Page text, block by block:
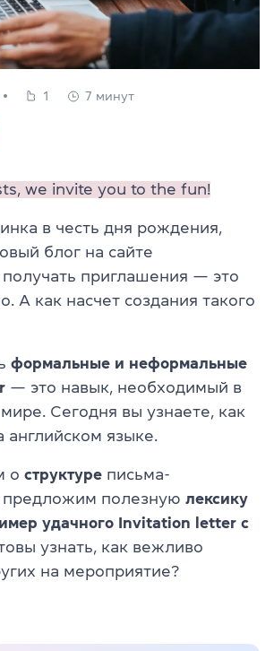
1 7 минут
we invite you to the fun!
в честь дня рождения,
блог на сайте
приглашения — это
А как насчет создания такого
формальные и неформальные
— это навык, необходимый в
Сегодня вы узнаете, как
английском языке.
о структуре письма-
предложим полезную лексику
удачного Invitation letter с
узнать, как вежливо
на мероприятие?